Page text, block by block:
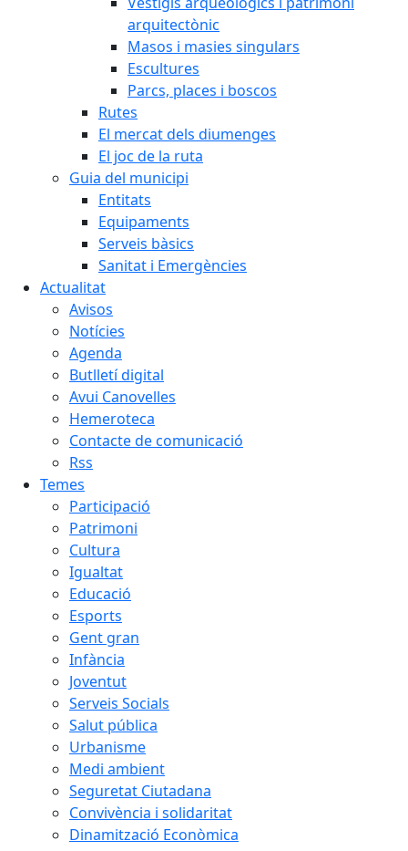
arquitectònic
Masos i masies singulars
Escultures
Parcs, places i boscos
Rutes
El mercat dels diumenges
El joc de la ruta
Guia del municipi
Entitats
Equipaments
Serveis bàsics
Sanitat i Emergències
Actualitat
Avisos
Notícies
Agenda
Butlletí digital
Avui Canovelles
Hemeroteca
Contacte de comunicació
Rss
Temes
Participació
Patrimoni
Cultura
Igualtat
Educació
Esports
Gent gran
Infància
Joventut
Serveis Socials
Salut pública
Urbanisme
Medi ambient
Seguretat Ciutadana
Convivència i solidaritat
Dinamització Econòmica